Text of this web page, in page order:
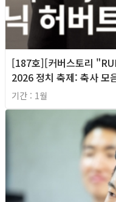
[187호][커버스토리
2026 정치 축제: 축사 모
기간 : 1월